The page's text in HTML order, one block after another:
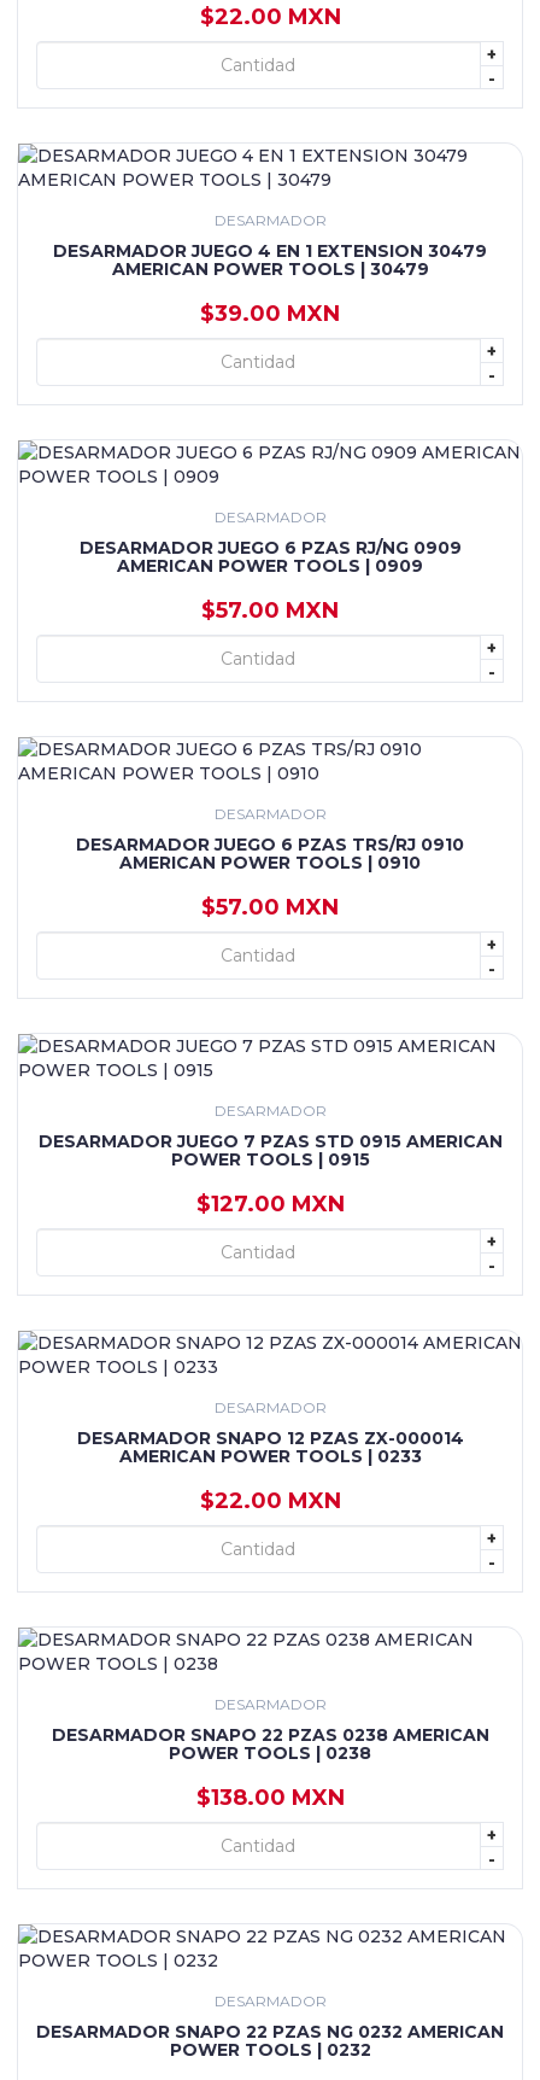
$22.00 MXN
+
-
+ AGREGAR
DESARMADOR
DESARMADOR JUEGO 4 EN 1 EXTENSION 30479
AMERICAN POWER TOOLS | 30479
$39.00 MXN
+
-
+ AGREGAR
DESARMADOR
DESARMADOR JUEGO 6 PZAS RJ/NG 0909
AMERICAN POWER TOOLS | 0909
$57.00 MXN
+
-
+ AGREGAR
DESARMADOR
DESARMADOR JUEGO 6 PZAS TRS/RJ 0910
AMERICAN POWER TOOLS | 0910
$57.00 MXN
+
-
+ AGREGAR
DESARMADOR
DESARMADOR JUEGO 7 PZAS STD 0915 AMERICAN
POWER TOOLS | 0915
$127.00 MXN
+
-
+ AGREGAR
DESARMADOR
DESARMADOR SNAPO 12 PZAS ZX-000014
AMERICAN POWER TOOLS | 0233
$22.00 MXN
+
-
+ AGREGAR
DESARMADOR
DESARMADOR SNAPO 22 PZAS 0238 AMERICAN
POWER TOOLS | 0238
$138.00 MXN
+
-
+ AGREGAR
DESARMADOR
DESARMADOR SNAPO 22 PZAS NG 0232 AMERICAN
POWER TOOLS | 0232